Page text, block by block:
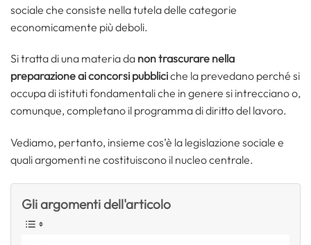
sociale che consiste nella tutela delle categorie
economicamente più deboli.
Si tratta di una materia da non trascurare nella
preparazione ai concorsi pubbliciche la prevedano perché si
occupa di istituti fondamentali che in genere si intrecciano o,
comunque, completano il programma di diritto del lavoro.
Vediamo, pertanto, insieme cos’è la legislazione sociale e
quali argomenti ne costituiscono il nucleo centrale.
Gli argomenti dell'articolo